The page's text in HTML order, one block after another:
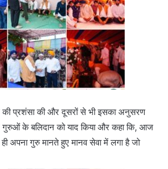
की प्रशंसा की और दूसरों से भी इसका अनुसरण
के बलिदान को याद किया और कहा कि, आज
अपना गुरु मानते हुए मानव सेवा में लगा है जो